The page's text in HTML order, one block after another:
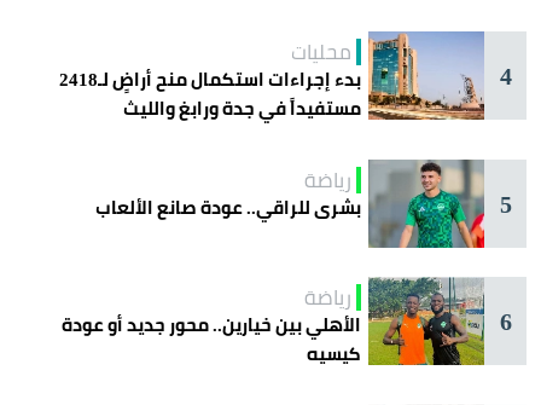
4
محليات
بدء إجراءات استكمال منح أراضٍ لـ2418
مستفيداً في جدة ورابغ والليث
5
رياضة
بشرى للراقي.. عودة صانع الألعاب
6
رياضة
الأهلي بين خيارين.. محور جديد أو عودة
كيسيه